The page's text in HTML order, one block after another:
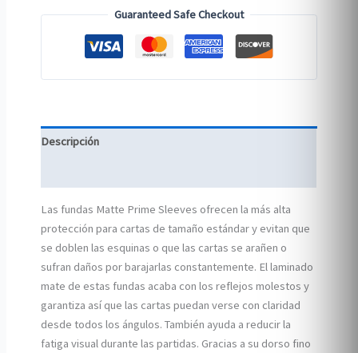
Guaranteed Safe Checkout
Descripción
Las fundas Matte Prime Sleeves ofrecen la más alta
protección para cartas de tamaño estándar y evitan que
se doblen las esquinas o que las cartas se arañen o
sufran daños por barajarlas constantemente. El laminado
mate de estas fundas acaba con los reflejos molestos y
garantiza así que las cartas puedan verse con claridad
desde todos los ángulos. También ayuda a reducir la
fatiga visual durante las partidas. Gracias a su dorso fino